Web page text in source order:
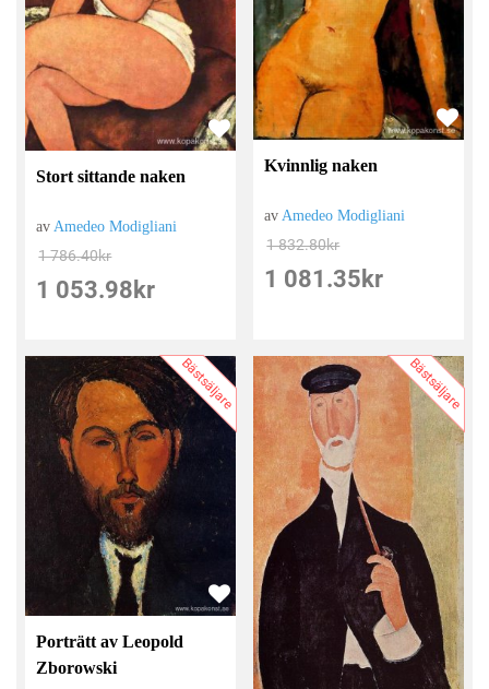
Stort sittande naken
avAmedeo Modigliani
1 786.40kr
1 053.98 kr
Kvinnlig naken
av Amedeo Modigliani
1 832.80kr
1 081.35 kr
Bästsäljare
Porträtt av Leopold
Zborowski
Bästsäljare